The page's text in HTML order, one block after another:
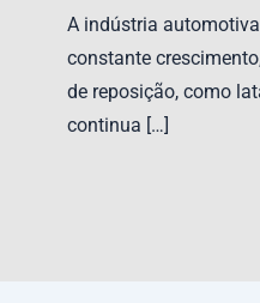
A indústria
constante
de reposição, como
continua […]